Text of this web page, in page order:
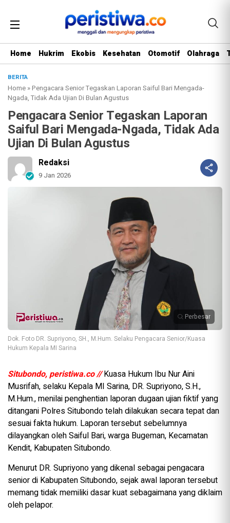
Home Hukrim Ekobis Kesehatan Otomotif Olahraga
BERITA
Home »Pengacara Senior Tegaskan Laporan Saiful Bari Mengada-
Ngada, Tidak Ada Ujian Di Bulan Agustus
Pengacara Senior Tegaskan Laporan
Saiful Bari Mengada-Ngada, Tidak Ada
Ujian Di Bulan Agustus
Redaksi
9 Jan 2026
Perbesar
Dok. Foto DR. Supriyono, SH., M.Hum. Selaku Pengacara Senior/Kuasa
Hukum Kepala MI Sarina
Situbondo, peristiwa.co // Kuasa Hukum Ibu Nur Aini
Musrifah, selaku Kepala MI Sarina, DR. Supriyono, S.H.,
M.Hum., menilai penghentian laporan dugaan ujian fiktif yang
ditangani Polres Situbondo telah dilakukan secara tepat dan
sesuai fakta hukum. Laporan tersebut sebelumnya
dilayangkan oleh Saiful Bari, warga Bugeman, Kecamatan
Kendit, Kabupaten Situbondo.
Menurut DR. Supriyono yang dikenal sebagai pengacara
senior di Kabupaten Situbondo, sejak awal laporan tersebut
memang tidak memiliki dasar kuat sebagaimana yang diklaim
oleh pelapor.